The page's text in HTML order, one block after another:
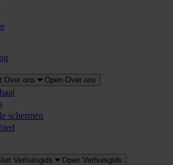
Over ons Open Over ons
schermen
Verhuisgids Open Verhuisgids